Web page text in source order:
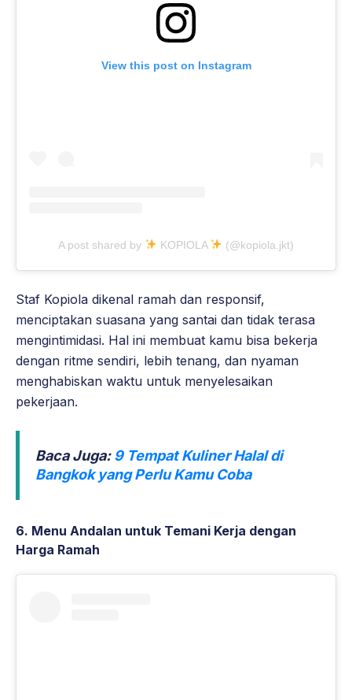
View this post on Instagram
A post shared by KOPIOLA (@kopiola.jkt)
Staf Kopiola dikenal ramah dan responsif,
menciptakan suasana yang santai dan tidak terasa
mengintimidasi. Hal ini membuat kamu bisa bekerja
dengan ritme sendiri, lebih tenang, dan nyaman
menghabiskan waktu untuk menyelesaikan
pekerjaan.
Baca Juga: 9 Tempat Kuliner Halal di
Bangkok yang Perlu Kamu Coba
6. Menu Andalan untuk Temani Kerja dengan
Harga Ramah